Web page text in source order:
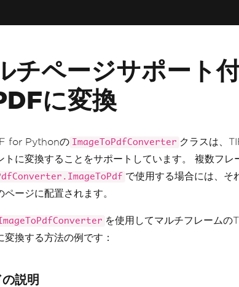
チページサポート
に変換
for Pythonの ImageToPdfConverter クラスは、
トに変換することをサポートしています。 複数フレ
で使用する場合には、そ
ページに配置されます。
を使用してマルチフレームの
変換する方法の例です：
説明